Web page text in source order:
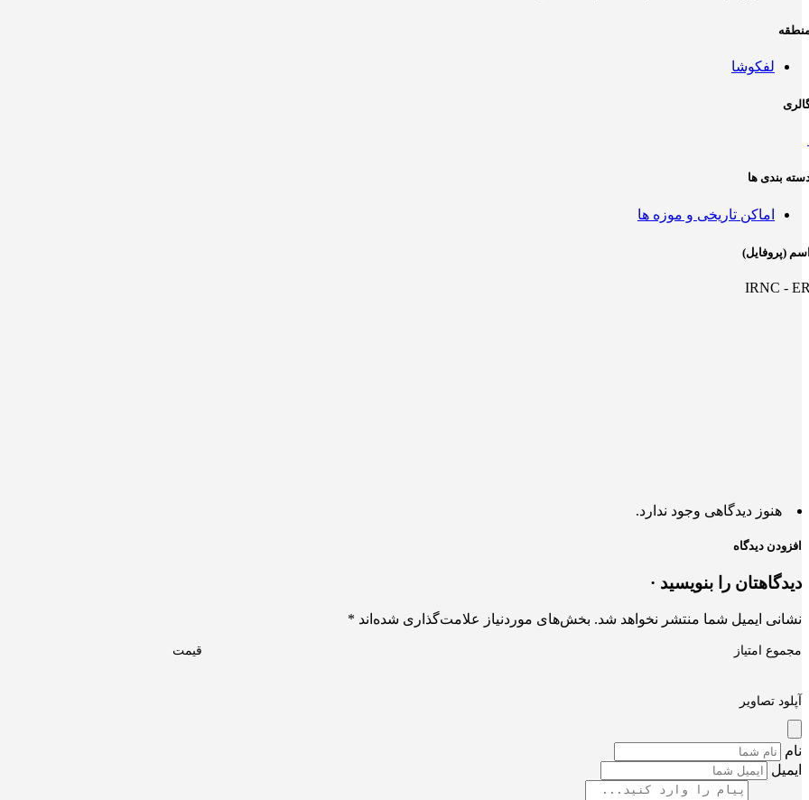
لفکوشا
بندی ها
اماکن تاریخی و موزه ها
(پروفایل)
IRNC -
هنوز دیدگاهی وجود ندارد.
افزودن دیدگاه
دیدگاهتان را بنویسید ·
نشانی ایمیل شما منتشر نخواهد شد. بخش‌های موردنیاز علامت‌گذاری شده‌اند *
مجموع امتیاز قیمت
آپلود تصاویر
نام
ایمیل